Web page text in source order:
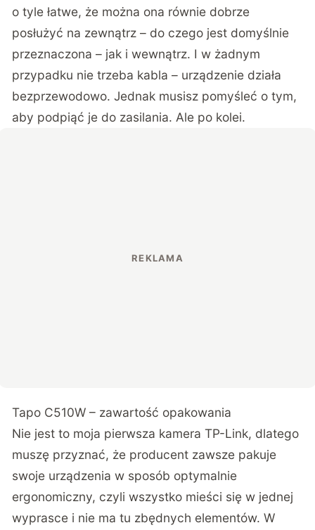
o tyle łatwe, że można ona równie dobrze
posłużyć na zewnątrz – do czego jest domyślnie
przeznaczona – jak i wewnątrz. I w żadnym
przypadku nie trzeba kabla – urządzenie działa
bezprzewodowo. Jednak musisz pomyśleć o tym,
aby podpiąć je do zasilania. Ale po kolei.
Tapo C510W – zawartość opakowania
Nie jest to moja pierwsza kamera TP-Link, dlatego
muszę przyznać, że producent zawsze pakuje
swoje urządzenia w sposób optymalnie
ergonomiczny, czyli wszystko mieści się w jednej
wyprasce i nie ma tu zbędnych elementów. W